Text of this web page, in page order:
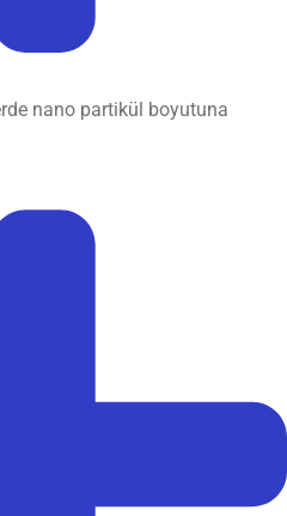
nano partikül boyutuna